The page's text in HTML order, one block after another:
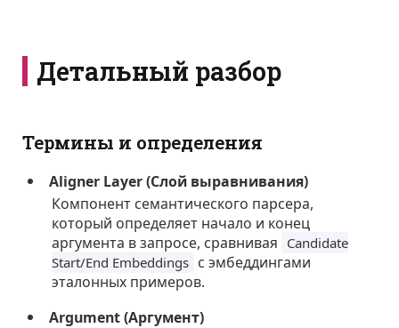
Детальный разбор
Термины и определения
Aligner Layer (Слой выравнивания)
Компонент семантического парсера,
который определяет начало и конец
аргумента в запросе, сравнивая Candidate
Start/End Embeddings с эмбеддингами
эталонных примеров.
Argument (Аргумент)